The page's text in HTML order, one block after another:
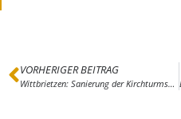
VORHERIGER BEITRAG
Wittbrietzen: Sanierung der Kirchturmspitze mit Komplikationen – Kosten erheblich gestiegen, Spenden erwünscht